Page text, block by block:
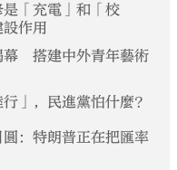
「充電」和「校
作用
幕 搭建中外青年藝術
」，民進黨怕什麼？
：特朗普正在把匯率